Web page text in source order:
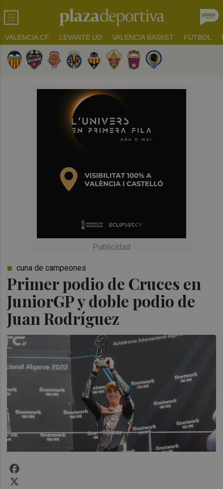
VALENCIA CF LEVANTE UD VALENCIA BASKET FUTBOL
Primer podio de Cruces en
JuniorGP y doble podio de
Juan Rodríguez
cuna de campeones